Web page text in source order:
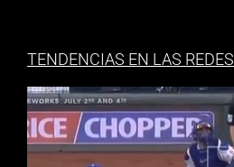
TENDENCIAS EN LAS REDES